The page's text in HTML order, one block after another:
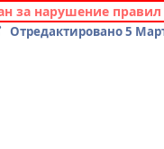
за нарушение правил
Отредактировано5